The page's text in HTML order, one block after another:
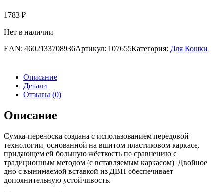
1783 ₽
Нет в наличии
EAN: 4602133708936Артикул: 107655Категория: Для Кошки
Описание
Детали
Отзывы (0)
Описание
Сумка-переноска создана с использованием передовой
технологии, основанной на вшитом пластиковом каркасе,
придающем ей большую жёсткость по сравнению с
традиционным методом (с вставляемым каркасом). Двойное
дно с вынимаемой вставкой из ДВП обеспечивает
дополнительную устойчивость.